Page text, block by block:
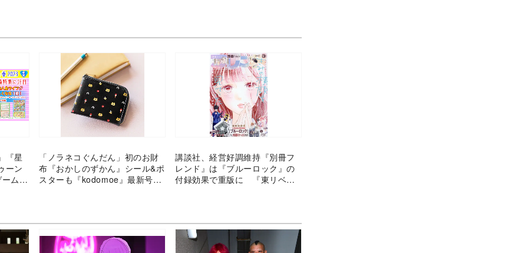
『星
ーン
ム情
「ノラネコぐんだん」初のお財
布『おかしのずかん』シール&ポ
スターも『kodomoe』最新号の
講談社、経営好調維持『別冊フ
レンド』は『ブルーロック』の
付録効果で重版に 『東リベ』